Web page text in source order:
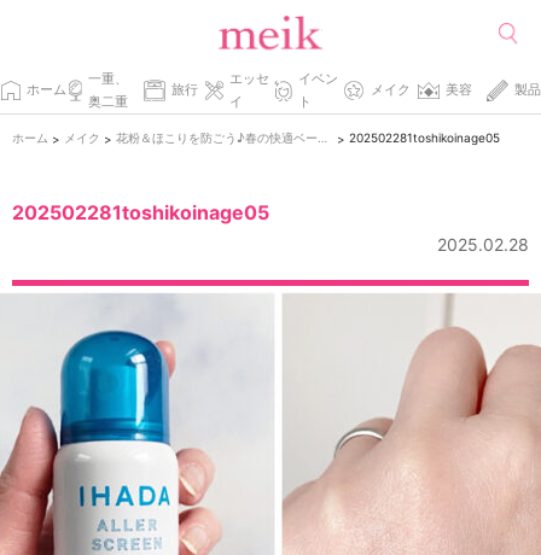
ホーム
一重、
奥二重
旅行
エッセ
イ
イベン
ト
メイク 美容 製品
ホーム > メイク > > 202502281toshikoinage05
202502281toshikoinage05
2025.02.28